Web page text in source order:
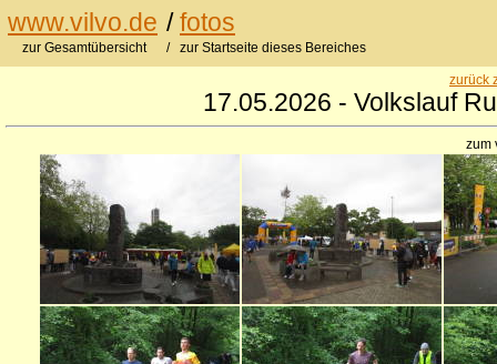
www.vilvo.de /fotos
zur Gesamtübersicht / zur Startseite dieses Bereiches
zurück
17.05.2026 - Volkslauf
zum